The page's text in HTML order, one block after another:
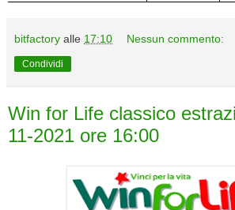
bitfactory alle 17:10 Nessun commento:
Condividi
Win for Life classico
11-2021 ore 16:00